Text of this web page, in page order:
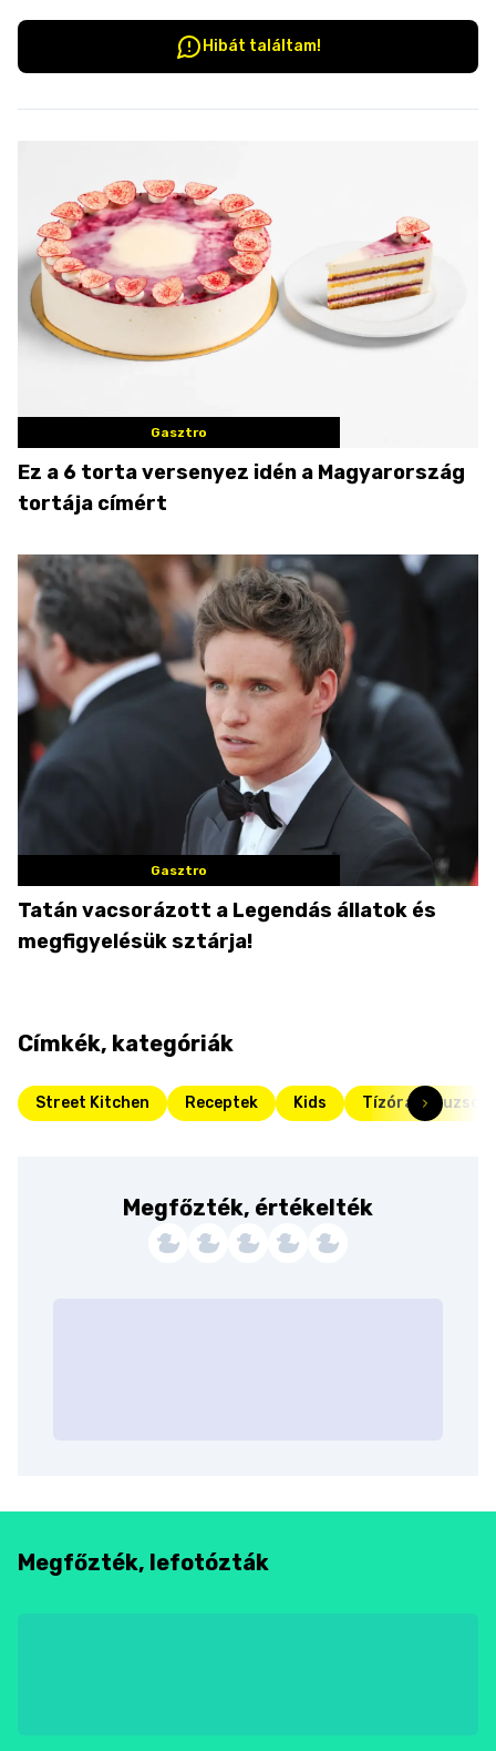
Hibát találtam!
Gasztro
Ez a 6 torta versenyez idén a Magyarország
tortája címért
Gasztro
Tatán vacsorázott a Legendás állatok és
megfigyelésük sztárja!
Címkék, kategóriák
Street Kitchen Receptek Kids Tízórai és
Megfőzték, értékelték
Megfőzték, lefotózták